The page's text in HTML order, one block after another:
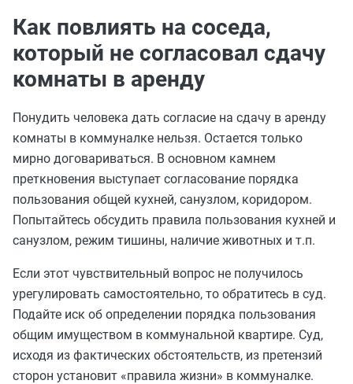
Как повлиять на соседа,
который не согласовал сдачу
комнаты в аренду
Понудить человека дать согласие на сдачу в аренду
комнаты в коммуналке нельзя. Остается только
мирно договариваться. В основном камнем
преткновения выступает согласование порядка
пользования общей кухней, санузлом, коридором.
Попытайтесь обсудить правила пользования кухней и
санузлом, режим тишины, наличие животных и т.п.
Если этот чувствительный вопрос не получилось
урегулировать самостоятельно, то обратитесь в суд.
Подайте иск об определении порядка пользования
общим имуществом в коммунальной квартире. Суд,
исходя из фактических обстоятельств, из претензий
сторон установит «правила жизни» в коммуналке.